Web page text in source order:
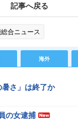
記事へ戻る
合ニュース
海外
さ」は終了か
の女逮捕